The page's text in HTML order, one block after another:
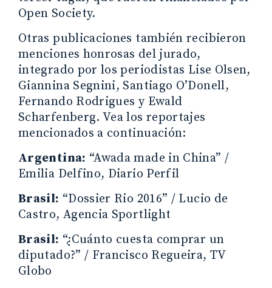
Open Society.
Otras publicaciones también recibieron
menciones honrosas del jurado,
integrado por los periodistas Lise Olsen,
Giannina Segnini, Santiago O’Donell,
Fernando Rodrigues y Ewald
Scharfenberg. Vea los reportajes
mencionados a continuación:
Argentina: “Awada made in China” /
Emilia Delfino, Diario Perfil
Brasil: “Dossier Rio 2016” / Lucio de
Castro, Agencia Sportlight
Brasil: “¿Cuánto cuesta comprar un
diputado?” / Francisco Regueira, TV
Globo